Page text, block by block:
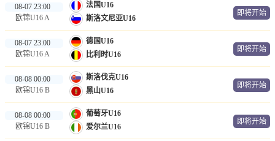
08-07 23:00
欧锦U16 A
法国U16
斯洛文尼亚U16
即将开始
08-07 23:00
欧锦U16 A
德国U16
比利时U16
即将开始
08-08 00:00
欧锦U16 B
斯洛伐克U16
黑山U16
即将开始
08-08 00:00
欧锦U16 B
葡萄牙U16
爱尔兰U16
即将开始